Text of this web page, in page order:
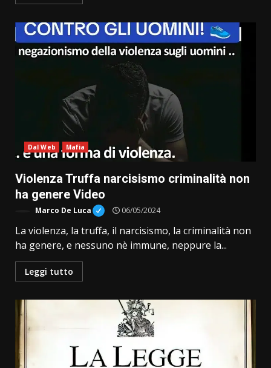
Dal Web Mafia
Violenza Truffa narcisismo criminalità non
ha genere Video
Marco De Luca 06/05/2024
La violenza, la truffa, il narcisismo, la criminalità non
ha genere, e nessuno nè immune, neppure la...
Leggi tutto